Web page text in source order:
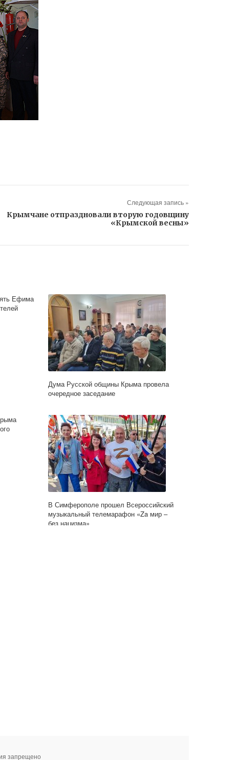
Следующая запись »
Крымчане отпраздновали вторую годовщину
«Крымской весны»
Ефима
Дума Русской общины Крыма провела
очередное заседание
В Симферополе прошел Всероссийский
музыкальный телемарафон «Za мир –
без нацизма»
запрещено